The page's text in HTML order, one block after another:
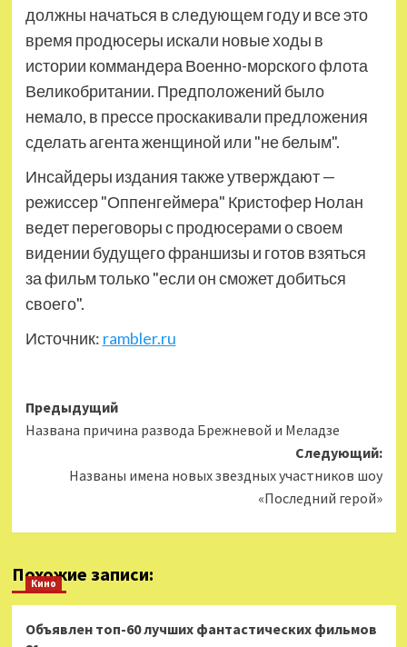
должны начаться в следующем году и все это
время продюсеры искали новые ходы в
истории коммандера Военно-морского флота
Великобритании. Предположений было
немало, в прессе проскакивали предложения
сделать агента женщиной или "не белым".
Инсайдеры издания также утверждают —
режиссер "Оппенгеймера" Кристофер Нолан
ведет переговоры с продюсерами о своем
видении будущего франшизы и готов взяться
за фильм только "если он сможет добиться
своего".
Источник: rambler.ru
Навигация
записи
Предыдущий
Названа причина развода Брежневой и Меладзе
Следующий:
Названы имена новых звездных участников шоу
«Последний герой»
Похожие записи:
Кино
Объявлен топ-60 лучших фантастических фильмов